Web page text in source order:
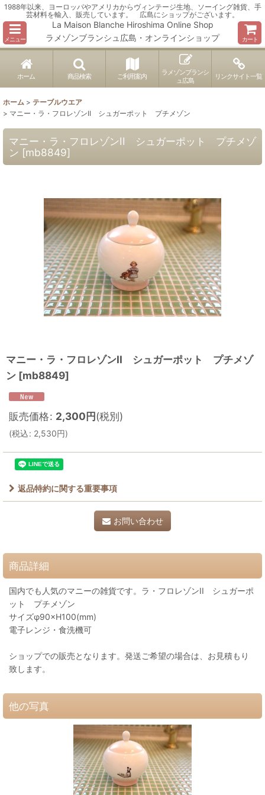
1988年以来、ヨーロッパやアメリカからヴィンテージ生地、ソーイング雑貨、手
芸材料を輸入、販売しています。 広島にショップがございます。
メニュー
La Maison Blanche Hiroshima Online Shop
ラメゾンブランシュ広島・オンラインショップ
カート
ホーム 商品検索 ご利用案内
ラメゾンブランシ
ュ広島
リンクサイト一覧
ホーム > テーブルウエア
> マニー・ラ・フロレゾンII シュガーポット プチメゾン
マニー・ラ・フロレゾンII シュガーポット プチメゾ
ン [mb8849]
マニー・ラ・フロレゾンII シュガーポット プチメゾ
ン [mb8849]
販売価格: 2,300円(税別)
(税込: 2,530円)
返品特約に関する重要事項
お問い合わせ
商品詳細
国内でも人気のマニーの雑貨です。ラ・フロレゾンII シュガーポ
ット プチメゾン
サイズφ90×H100(mm)
電子レンジ・食洗機可
ショップでの販売となります。発送ご希望の場合は、お見積もり
致します。
他の写真